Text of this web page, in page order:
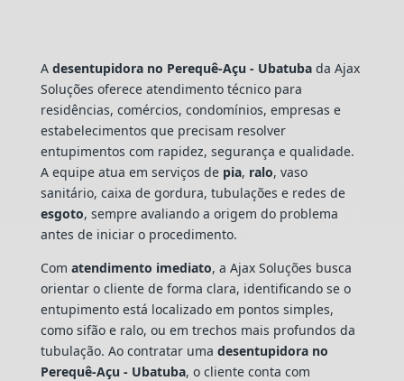
A desentupidora no Perequê-Açu - Ubatubada Ajax
Soluções oferece atendimento técnico para
residências, comércios, condomínios, empresas e
estabelecimentos que precisam resolver
entupimentos com rapidez, segurança e qualidade.
A equipe atua em serviços de pia, ralo, vaso
sanitário, caixa de gordura, tubulações e redes de
esgoto, sempre avaliando a origem do problema
antes de iniciar o procedimento.
Com atendimento imediato, a Ajax Soluções busca
orientar o cliente de forma clara, identificando se o
entupimento está localizado em pontos simples,
como sifão e ralo, ou em trechos mais profundos da
tubulação. Ao contratar uma desentupidora no
Perequê-Açu - Ubatuba, o cliente conta com